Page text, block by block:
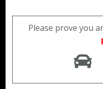
Please prove you